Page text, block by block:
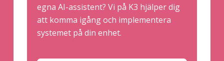
egna AI-assistent? Vi på K3 hjälper dig
att komma igång och implementera
systemet på din enhet.